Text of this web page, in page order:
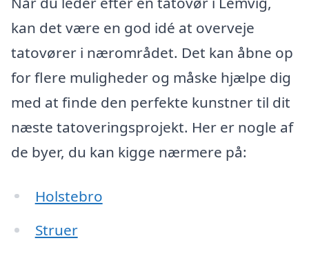
kan det være en god idé at overveje
tatovører i nærområdet. Det kan åbne op
for flere muligheder og måske hjælpe dig
med at finde den perfekte kunstner til dit
næste tatoveringsprojekt. Her er nogle af
de byer, du kan kigge nærmere på:
Holstebro
Struer